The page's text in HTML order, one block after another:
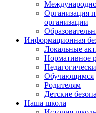
Организация
организации
Информационная
Локальные
Нормативное
Обучающимся
Родителям
Детские
Наша школа